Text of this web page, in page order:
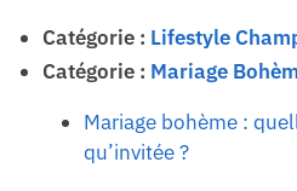
Catégorie : Lifestyle
Catégorie : Mariage
Mariage bohème :
qu’invitée ?